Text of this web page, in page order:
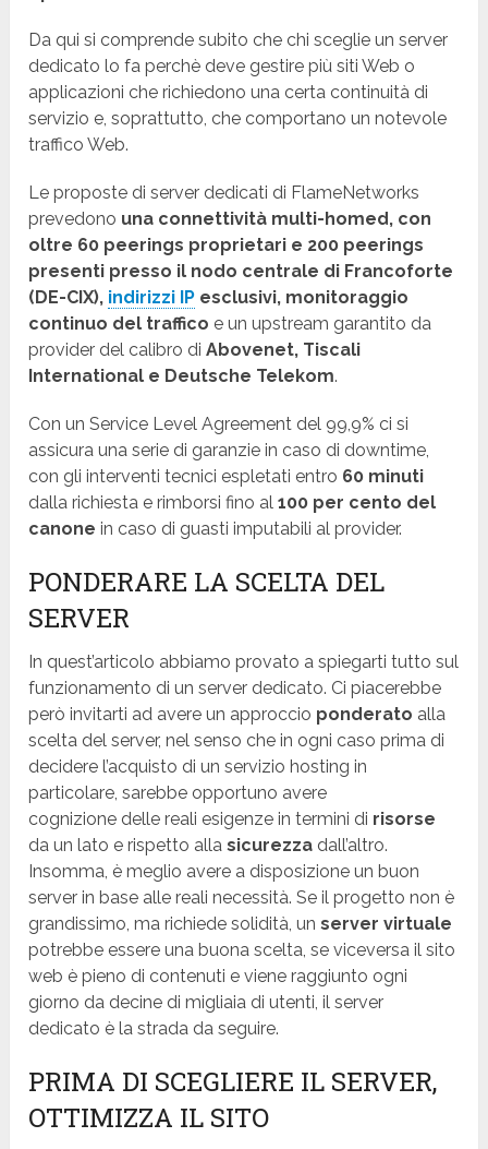
Da qui si comprende subito che chi sceglie un server
dedicato lo fa perchè deve gestire più siti Web o
applicazioni che richiedono una certa continuità di
servizio e, soprattutto, che comportano un notevole
traffico Web.
Le proposte di server dedicati di FlameNetworks
prevedono una connettività multi-homed, con
oltre 60 peerings proprietari e 200 peerings
presenti presso il nodo centrale di Francoforte
(DE-CIX), indirizzi IP esclusivi, monitoraggio
continuo del traffico e un upstream garantito da
provider del calibro diAbovenet, Tiscali
International e Deutsche Telekom.
Con un Service Level Agreement del 99,9% ci si
assicura una serie di garanzie in caso di downtime,
con gli interventi tecnici espletati entro 60 minuti
dalla richiesta e rimborsi fino al100 per cento del
canone in caso di guasti imputabili al provider.
PONDERARE LA SCELTA DEL
SERVER
In quest’articolo abbiamo provato a spiegarti tutto sul
funzionamento di un server dedicato. Ci piacerebbe
però invitarti ad avere un approccio ponderato alla
scelta del server, nel senso che in ogni caso prima di
decidere l’acquisto di un servizio hosting in
particolare, sarebbe opportuno avere
cognizione delle reali esigenze in termini di risorse
da un lato e rispetto allasicurezza dall’altro.
Insomma, è meglio avere a disposizione un buon
server in base alle reali necessità. Se il progetto non è
grandissimo, ma richiede solidità, unserver virtuale
potrebbe essere una buona scelta, se viceversa il sito
web è pieno di contenuti e viene raggiunto ogni
giorno da decine di migliaia di utenti, il server
dedicato è la strada da seguire.
PRIMA DI SCEGLIERE IL SERVER,
OTTIMIZZA IL SITO